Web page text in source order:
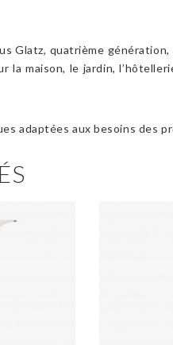
Glatz, quatrième
la maison, le jardin,
adaptées aux besoins des